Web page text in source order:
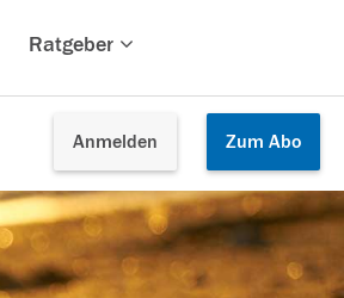
Ratgeber
Anmelden Zum Abo